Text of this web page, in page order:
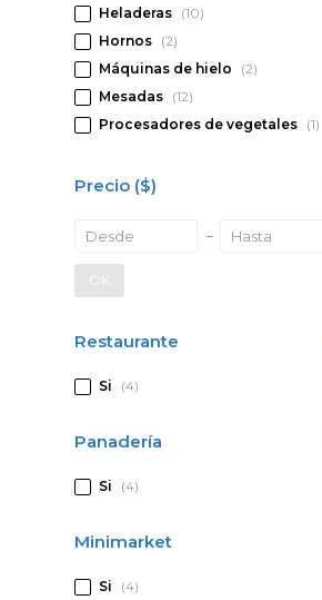
Heladeras (10)
Hornos (2)
Máquinas de hielo
(2)
Mesadas (12)
Procesadores de vegetales (1)
Precio ($)
OK
Restaurante
Si (4)
Panadería
Si (4)
Minimarket
Si (4)